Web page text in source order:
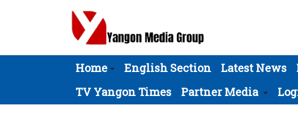
Home English Section Latest News
TV Yangon Times
Partner Media